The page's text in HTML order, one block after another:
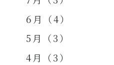
6月（4）
5月（3）
4月（3）